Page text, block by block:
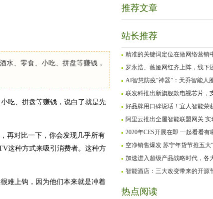
水、零食、小吃、拼盘等赚钱，
吃、拼盘等赚钱，说白了就是先
再对比一下，你会发现几乎所有
这种方式来吸引消费者。这种方
难上钩，因为他们本来就是冲着
推荐文章
站长推荐
精准的关键词定位在做网络营销
罗永浩、薇娅网红齐上阵，线下
AI智慧防疫“神器”：天乔智能人
联发科推出新旗舰款电视芯片，
好品牌用口碑说话！宜人智能荣
阿里云推出全屋智能联盟网关
2020年CES开展在即 一起看看
空净销售爆发 苏宁年货节推五大
加速进入超级产品战略时代，各
智能酒店：三大改变带来的开源
热点阅读